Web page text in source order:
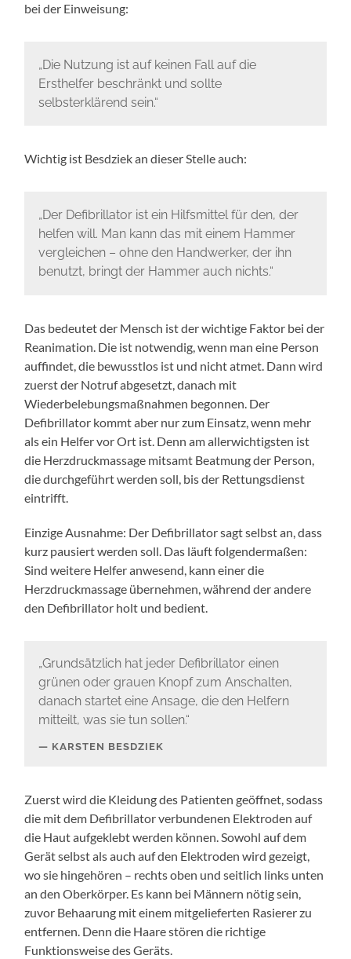
bei der Einweisung:
„Die Nutzung ist auf keinen Fall auf die
Ersthelfer beschränkt und sollte
selbsterklärend sein.“
Wichtig ist Besdziek an dieser Stelle auch:
„Der Defibrillator ist ein Hilfsmittel für den, der
helfen will. Man kann das mit einem Hammer
vergleichen – ohne den Handwerker, der ihn
benutzt, bringt der Hammer auch nichts.“
Das bedeutet der Mensch ist der wichtige Faktor bei der
Reanimation. Die ist notwendig, wenn man eine Person
auffindet, die bewusstlos ist und nicht atmet. Dann wird
zuerst der Notruf abgesetzt, danach mit
Wiederbelebungsmaßnahmen begonnen. Der
Defibrillator kommt aber nur zum Einsatz, wenn mehr
als ein Helfer vor Ort ist. Denn am allerwichtigsten ist
die Herzdruckmassage mitsamt Beatmung der Person,
die durchgeführt werden soll, bis der Rettungsdienst
eintrifft.
Einzige Ausnahme: Der Defibrillator sagt selbst an, dass
kurz pausiert werden soll. Das läuft folgendermaßen:
Sind weitere Helfer anwesend, kann einer die
Herzdruckmassage übernehmen, während der andere
den Defibrillator holt und bedient.
„Grundsätzlich hat jeder Defibrillator einen
grünen oder grauen Knopf zum Anschalten,
danach startet eine Ansage, die den Helfern
mitteilt, was sie tun sollen.“
KARSTEN BESDZIEK
Zuerst wird die Kleidung des Patienten geöffnet, sodass
die mit dem Defibrillator verbundenen Elektroden auf
die Haut aufgeklebt werden können. Sowohl auf dem
Gerät selbst als auch auf den Elektroden wird gezeigt,
wo sie hingehören – rechts oben und seitlich links unten
an den Oberkörper. Es kann bei Männern nötig sein,
zuvor Behaarung mit einem mitgelieferten Rasierer zu
entfernen. Denn die Haare stören die richtige
Funktionsweise des Geräts.